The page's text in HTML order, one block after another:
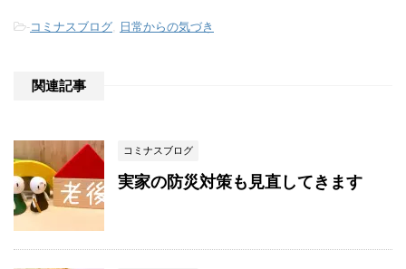
-コミナスブログ 日常からの気づき
関連記事
コミナスブログ
実家の防災対策も見直してきます